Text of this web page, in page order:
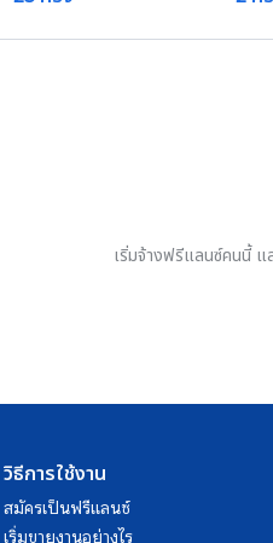
เริ่มจ้างฟรีแลนซ์คนนี้ แ
วิธีการใช้งาน
สมัครเป็นฟรีแลนซ์
เริ่มขายงานอย่างไร